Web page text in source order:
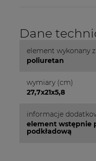
Dane
element wykonany z
poliuretan
wymiary (cm)
27,7x21x5,8
informacje
element wstępnie
podkładową